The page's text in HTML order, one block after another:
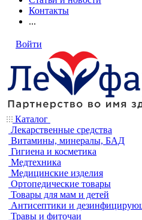
Контакты
...
Войти
Каталог
Лекарственные средства
Витамины, минералы, БАД
Гигиена и косметика
Медтехника
Медицинские изделия
Ортопедические товары
Товары для мам и детей
Антисептики и
Травы и фиточаи